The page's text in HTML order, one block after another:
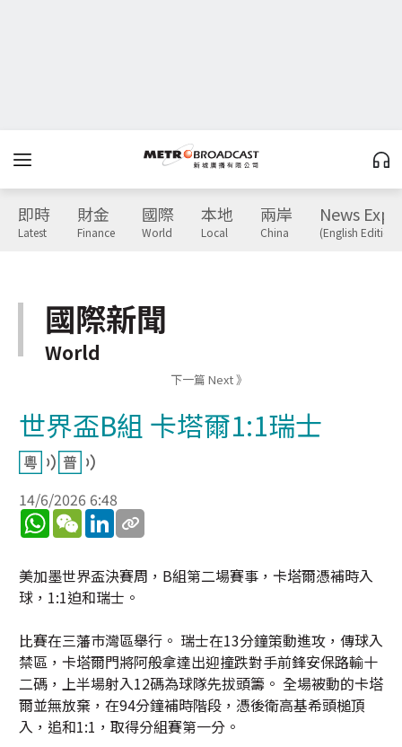
即時
Latest
財金
Finance
國際
World
本地
Local
兩岸
China
News
(English Edition)
國際新聞
World
下一篇 Next 》
世界盃B組 卡塔爾1:1瑞士
14/6/2026 6:48
WhatsApp
WeChatLinkedIn
美加墨世界盃決賽周，B組第二場賽事，卡塔爾憑補時入
球，1:1迫和瑞士。
比賽在三藩巿灣區舉行。 瑞士在13分鐘策動進攻，傳球入
禁區，卡塔爾門將阿般拿達出迎撞跌對手前鋒安保路輸十
二碼，上半場射入12碼為球隊先拔頭籌。 全場被動的卡塔
爾並無放棄，在94分鐘補時階段，憑後衛高基希頭槌頂
入，追和1:1，取得分組賽第一分。